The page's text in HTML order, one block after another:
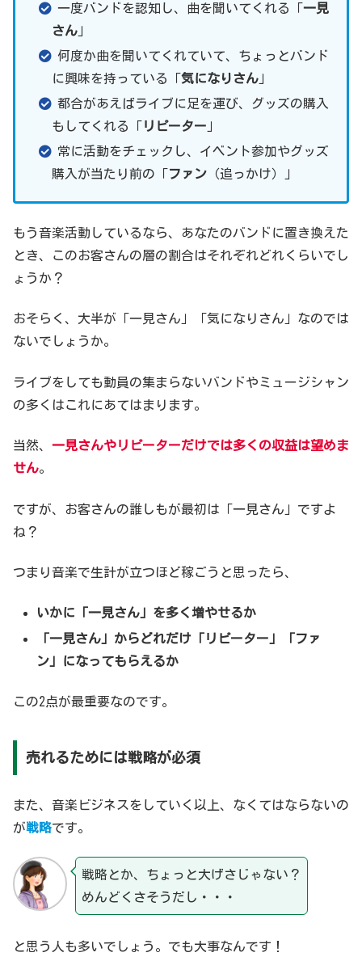
一度バンドを認知し、曲を聞いてくれる「一見
さん 」
何度か曲を聞いてくれていて、ちょっとバンド
に興味を持っている「気になりさん 」
都合があえばライブに足を運び、グッズの購入
もしてくれる「 リピーター 」
常に活動をチェックし、イベント参加やグッズ
購入が当たり前の「ファン （追っかけ）」
もう音楽活動しているなら、あなたのバンドに置き換えた
とき、このお客さんの層の割合はそれぞれどれくらいでし
ょうか？
おそらく、大半が「一見さん」「気になりさん」なのでは
ないでしょうか。
ライブをしても動員の集まらないバンドやミュージシャン
の多くはこれにあてはまります。
当然、 一見さんやリピーターだけでは多くの収益は望めま
せん。
ですが、お客さんの誰しもが最初は「一見さん」ですよ
ね？
つまり音楽で生計が立つほど稼ごうと思ったら、
いかに「一見さん」を多く増やせるか
「一見さん」からどれだけ「リピーター」「ファ
ン」になってもらえるか
この2点が最重要なのです。
売れるためには戦略が必須
また、音楽ビジネスをしていく以上、なくてはならないの
が戦略です。
戦略とか、ちょっと大げさじゃない？
めんどくさそうだし・・・
と思う人も多いでしょう。でも大事なんです！